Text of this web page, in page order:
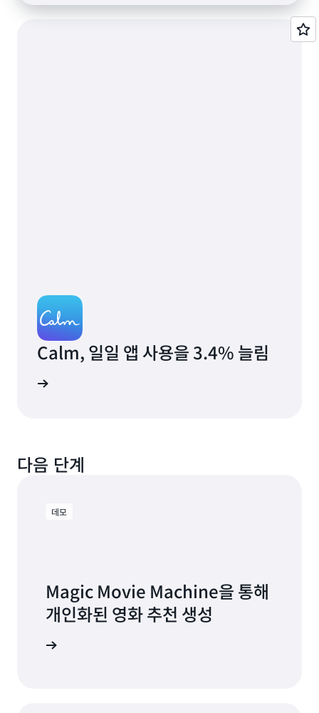
Calm, 일일 앱 사용을 3.4% 늘림
다음 단계
데모
Magic Movie Machine을 통해
개인화된 영화 추천 생성